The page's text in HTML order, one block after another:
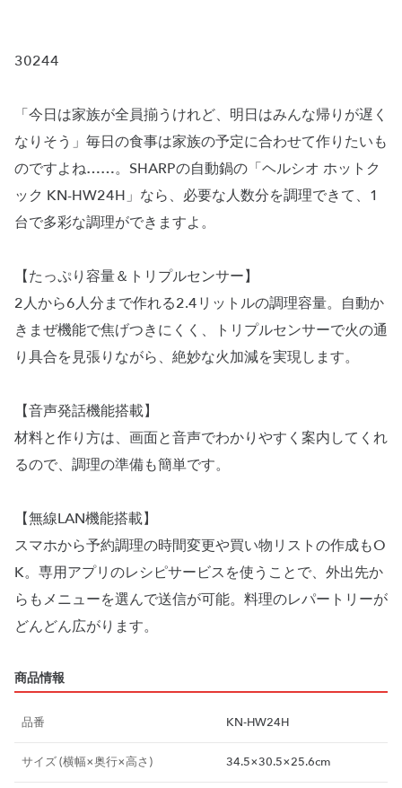
30244
「今日は家族が全員揃うけれど、明日はみんな帰りが遅く
なりそう」毎日の食事は家族の予定に合わせて作りたいも
のですよね……。SHARPの自動鍋の「ヘルシオ ホットク
ック KN-HW24H」なら、必要な人数分を調理できて、1
台で多彩な調理ができますよ。
【たっぷり容量＆トリプルセンサー】
2人から6人分まで作れる2.4リットルの調理容量。自動か
きまぜ機能で焦げつきにくく、トリプルセンサーで火の通
り具合を見張りながら、絶妙な火加減を実現します。
【音声発話機能搭載】
材料と作り方は、画面と音声でわかりやすく案内してくれ
るので、調理の準備も簡単です。
【無線LAN機能搭載】
スマホから予約調理の時間変更や買い物リストの作成もO
K。専用アプリのレシピサービスを使うことで、外出先か
らもメニューを選んで送信が可能。料理のレパートリーが
商品情報
品番 KN-HW24H
サイズ (横幅×奥行×高さ) 34.5×30.5×25.6cm